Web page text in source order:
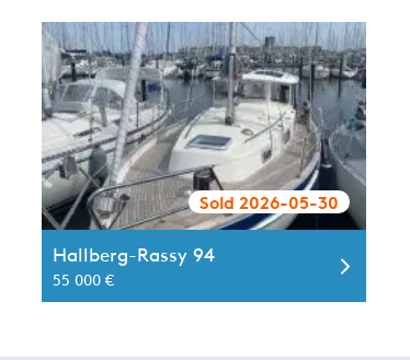
Sold 2026-05-30
Hallberg-Rassy 94
55 000 €